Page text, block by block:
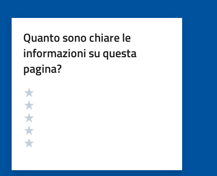
Quanto sono chiare le
informazioni su questa
pagina?
Valutazione